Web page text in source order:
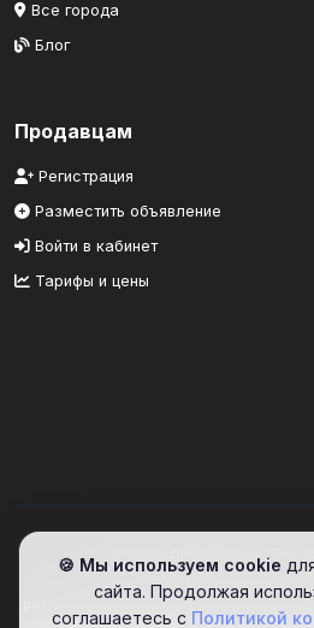
Все города
Блог
Продавцам
Регистрация
Разместить объявление
Войти в кабинет
Тарифы и цены
© 2026 Дисконтбери. Все
Информационный портал. Сайт
размещения объявлений. Проверяйте
🍪 Мы используем cookie
сайта. Продолжая
соглашаетесь с Политикой